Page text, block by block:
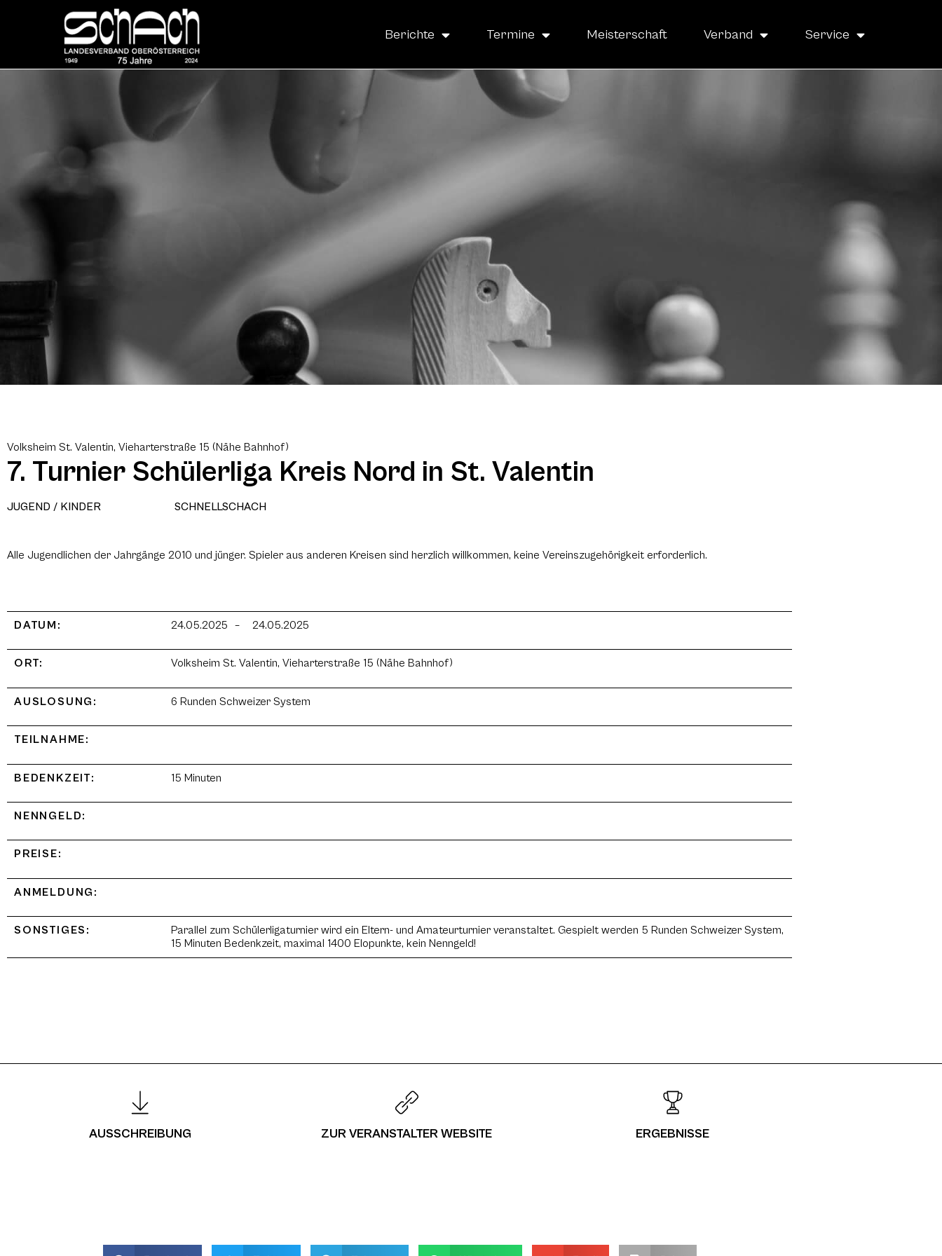
Berichte Termine Meisterschaft Verband Service
Volksheim St. Valentin, Vieharterstraße 15 (Nähe Bahnhof)
7. Turnier Schülerliga Kreis Nord in St. Valentin
JUGEND / KINDER SCHNELLSCHACH
Alle Jugendlichen der Jahrgänge 2010 und jünger. Spieler aus anderen Kreisen sind herzlich willkommen, keine Vereinszugehörigkeit erforderlich.
DATUM: 24.05.2025 – 24.05.2025
ORT: Volksheim St. Valentin, Vieharterstraße 15 (Nähe Bahnhof)
AUSLOSUNG: 6 Runden Schweizer System
TEILNAHME:
BEDENKZEIT: 15 Minuten
NENNGELD:
PREISE:
ANMELDUNG:
SONSTIGES:
Parallel zum Schülerligaturnier wird ein Eltern- und Amateurturnier veranstaltet. Gespielt werden 5 Runden Schweizer System,
15 Minuten Bedenkzeit, maximal 1400 Elopunkte, kein Nenngeld!
AUSSCHREIBUNG ZUR VERANSTALTER WEBSITE ERGEBNISSE